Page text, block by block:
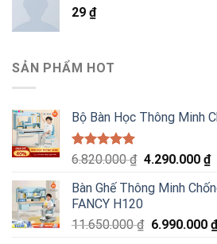
29 ₫
SẢN PHẨM HOT
Bộ Bàn Học Thông Minh
Được xếp
5 sao
6.820.000₫ Giá
là:
6.820.000 ₫.
4.290.000 ₫
Bàn Ghế Thông Minh
FANCY H120
11.650.000₫ Giá
6.990.000 ₫